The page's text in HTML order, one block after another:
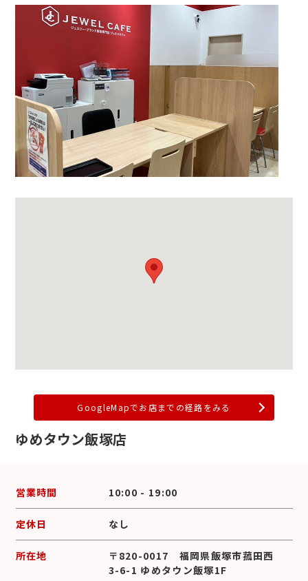
GoogleMapでお店までの経路をみる
ゆめタウン飯塚店
営業時間 10:00 - 19:00
定休日 なし
所在地
〒820-0017 福岡県飯塚市菰田西
3-6-1 ゆめタウン飯塚1F